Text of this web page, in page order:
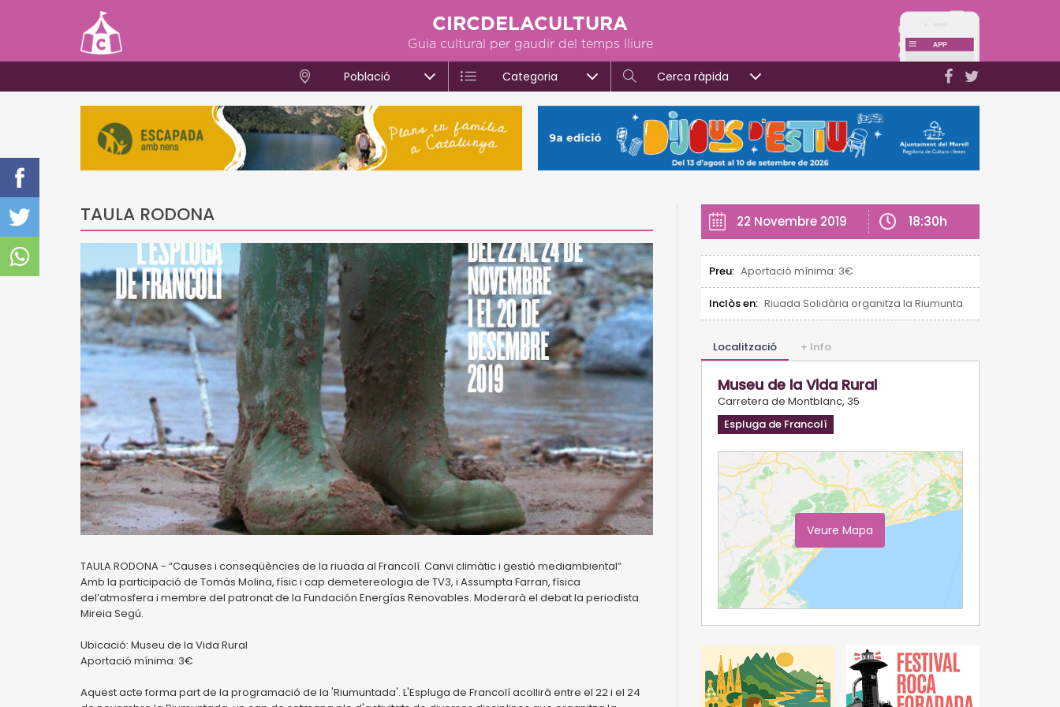
CIRCDELACULTURA
Guia cultural per gaudir del temps lliure
Població Categoria Cerca ràpida
TAULA RODONA
TAULA RODONA - “Causes i conseqüències de la riuada al Francolí. Canvi climàtic i gestió mediambiental”
Amb la participació de Tomàs Molina, físic i cap demetereologia de TV3, i Assumpta Farran, física
del’atmosfera i membre del patronat de la Fundación Energías Renovables. Moderarà el debat la periodista
Mireia Segú.
Ubicació: Museu de la Vida Rural
Aportació mínima: 3€
Aquest acte forma part de la programació de la 'Riumuntada'. L'Espluga de Francolí acollirà entre el 22 i el 24
22 Novembre 2019 18:30h
Preu: Aportació mínima: 3€
Inclòs en: Riuada Solidària organitza la Riumuntada
Localització + Info
Museu de la Vida Rural
Carretera de Montblanc, 35
Espluga de Francolí
Veure Mapa